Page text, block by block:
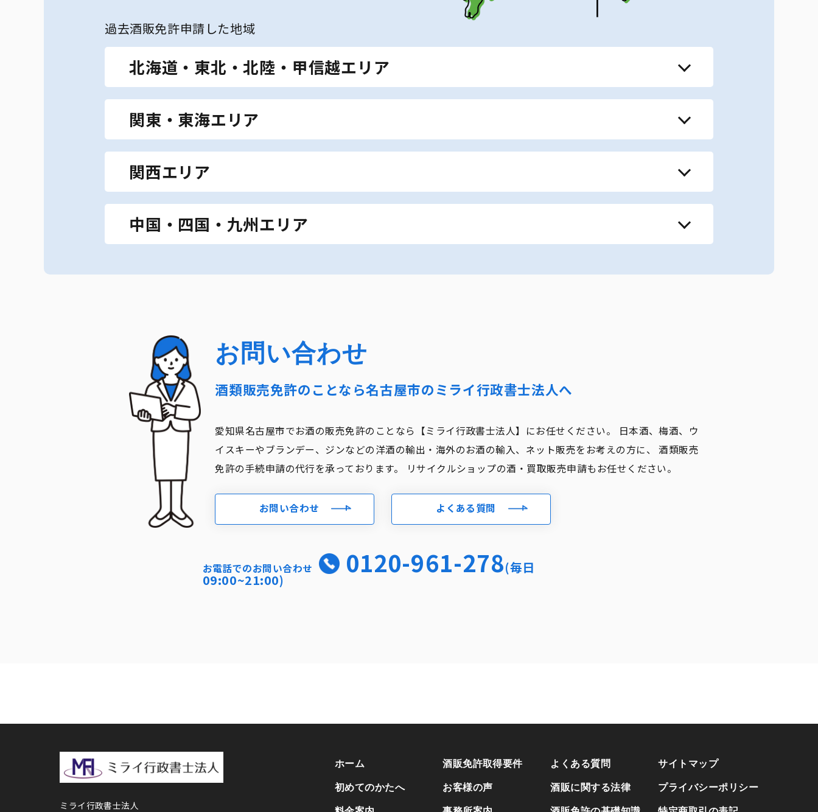
過去酒販免許申請した地域
北海道・東北・北陸・甲信越エリア
北海道（札幌市、旭川市など） ｜ 青森県 ｜ 秋田県 ｜ 宮城県（仙台市） ｜ 福島県 ｜ 富山
県 ｜ 石川県 ｜ 福井県 ｜ 長野県 ｜ 山梨県 ｜ 新潟県
関東・東海エリア
東京都全域 ｜ 神奈川県 ｜ 埼玉県 ｜ 千葉県 ｜ 茨城県 ｜ 栃木県 ｜ 群馬県 ｜ 愛知県全域
（名古屋市、豊田市、岡崎市、豊橋市など） ｜ 静岡県全域（浜松市、焼津市、静岡市な
ど） ｜ 岐阜県全域（岐阜市、大垣市、関市など）
関西エリア
大阪府全域 ｜ 京都府 ｜ 滋賀県 ｜ 奈良県 ｜ 和歌山県 ｜ 兵庫県（神戸市、姫路市など）
｜ 三重県全域（四日市市、津市、鈴鹿市、伊勢など）
中国・四国・九州エリア
お問い合わせ
酒類販売免許のことなら名古屋市のミライ行政書士法人へ
愛知県名古屋市でお酒の販売免許のことなら【ミライ行政書士法人】にお任せください。 日本酒、梅酒、ウ
イスキーやブランデー、ジンなどの洋酒の輸出・海外のお酒の輸入、ネット販売をお考えの方に、 酒類販売
免許の手続申請の代行を承っております。 リサイクルショップの酒・買取販売申請もお任せください。
お問い合わせ よくある質問
お電話でのお問い合わせ 0120-961-278(毎日
09:00~21:00)
ミライ行政書士法人
ホーム
初めてのかたへ
酒販免許取得要件
お客様の声
よくある質問
酒販に関する法律
サイトマップ
プライバシーポリシー